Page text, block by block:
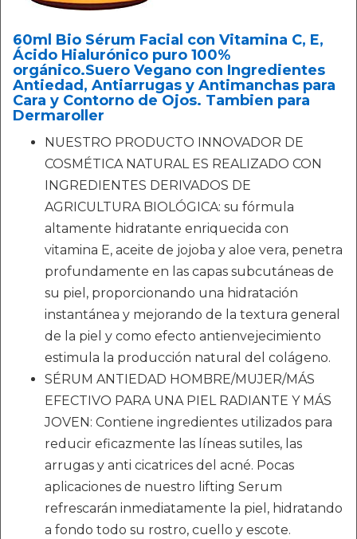
60ml Bio Sérum Facial con Vitamina C, E,
Ácido Hialurónico puro 100%
orgánico.Suero Vegano con Ingredientes
Antiedad, Antiarrugas y Antimanchas para
Cara y Contorno de Ojos. Tambien para
Dermaroller
NUESTRO PRODUCTO INNOVADOR DE
COSMÉTICA NATURAL ES REALIZADO CON
INGREDIENTES DERIVADOS DE
AGRICULTURA BIOLÓGICA: su fórmula
altamente hidratante enriquecida con
vitamina E, aceite de jojoba y aloe vera, penetra
profundamente en las capas subcutáneas de
su piel, proporcionando una hidratación
instantánea y mejorando de la textura general
de la piel y como efecto antienvejecimiento
estimula la producción natural del colágeno.
SÉRUM ANTIEDAD HOMBRE/MUJER/MÁS
EFECTIVO PARA UNA PIEL RADIANTE Y MÁS
JOVEN: Contiene ingredientes utilizados para
reducir eficazmente las líneas sutiles, las
arrugas y anti cicatrices del acné. Pocas
aplicaciones de nuestro lifting Serum
refrescarán inmediatamente la piel, hidratando
a fondo todo su rostro, cuello y escote.